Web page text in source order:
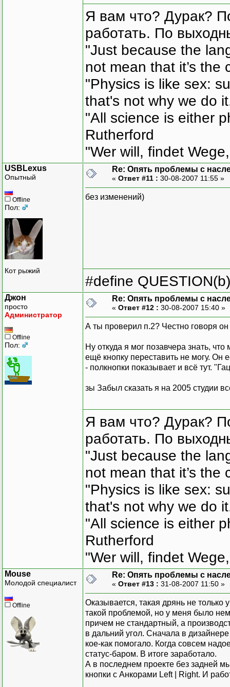
Я вам что? Дурак?
работать. По
"Just because the
not mean that it’s the
"Physics is like sex:
that's not why we do
"All science is either
Rutherford
"Wer will, findet
USBLexus
Опытный
Offline
Пол:
Кот рыжий
Re: Опять проблемы с
« Ответ #11 : 30-08-2007 11:55 »
без изменений)
#define
Джон
просто
Администратор
Offline
Пол:
Re: Опять проблемы с
« Ответ #12 : 30-08-2007 15:40 »
А ты проверил п.2? Честно говоря он
Ну откуда я мог позавчера знать,
ещё кнопку переставить не могу. Он
- полкнопки показывает и всё тут.
зы Забыл сказать я на 2005 студии
Я вам что? Дурак?
работать. По
"Just because the
not mean that it’s the
"Physics is like sex:
that's not why we do
"All science is either
Rutherford
"Wer will, findet
Mouse
Молодой специалист
Offline
Re: Опять проблемы с
« Ответ #13 : 31-08-2007 11:50 »
Оказывается, такая дрянь не только
такой проблемой, но у меня было
причем не стандартный, а
в дальний угол. Сначала в
кое-как помогало. Когда совсем
статус-баром. В итоге заработало.
А в последнем проекте без задней
кнопки с Анкорами Left | Right. И